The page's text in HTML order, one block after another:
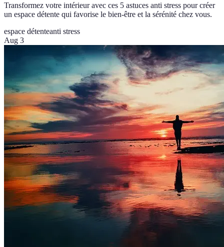
Transformez votre intérieur avec ces 5 astuces anti stress pour créer
un espace détente qui favorise le bien-être et la sérénité chez vous.
espace détenteanti stress
Aug 3